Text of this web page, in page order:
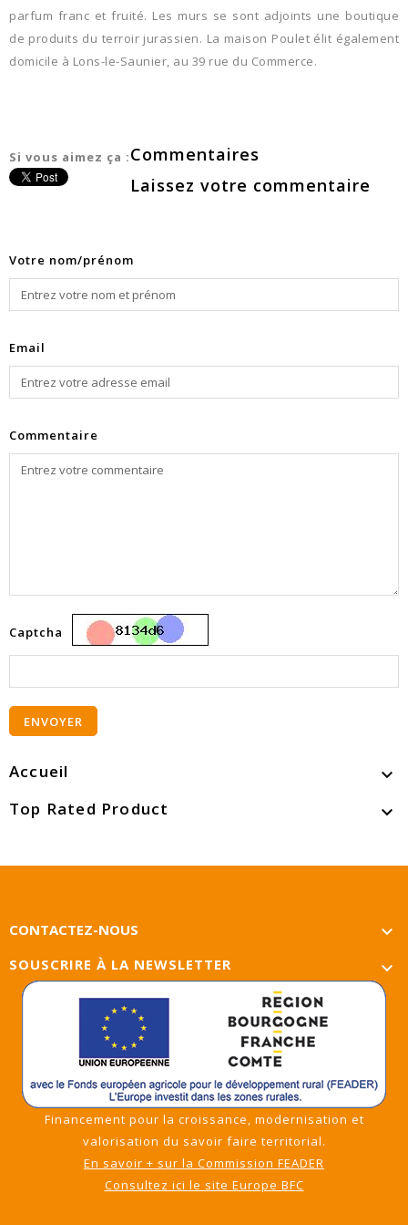
parfum franc et fruité. Les murs se sont adjoints une boutique
de produits du terroir jurassien. La maison Poulet élit également
domicile à Lons-le-Saunier, au 39 rue du Commerce.
Si vous aimez ça :Commentaires
Laissez votre commentaire
Votre nom/prénom
Email
Commentaire
Captcha
ENVOYER
Accueil 
Top Rated Product 
CONTACTEZ-NOUS 
SOUSCRIRE À LA NEWSLETTER 
Financement pour la croissance, modernisation et
valorisation du savoir faire territorial.
En savoir + sur la Commission FEADER
Consultez ici le site Europe BFC